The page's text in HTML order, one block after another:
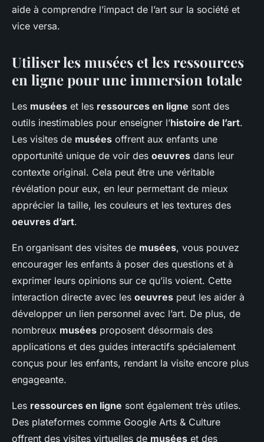
aide à comprendre l’impact de l’art sur la société et
vice versa.
Utiliser les musées et les ressources
en ligne pour une immersion totale
Les musées et les ressources en ligne sont des
outils inestimables pour enseigner l’histoire de l’art.
Les visites de musées offrent aux enfants une
opportunité unique de voir des oeuvres dans leur
contexte original. Cela peut être une véritable
révélation pour eux, en leur permettant de mieux
apprécier la taille, les couleurs et les textures des
oeuvres d’art.
En organisant des visites de musées, vous pouvez
encourager les enfants à poser des questions et à
exprimer leurs opinions sur ce qu’ils voient. Cette
interaction directe avec les oeuvres peut les aider à
développer un lien personnel avec l’art. De plus, de
nombreux musées proposent désormais des
applications et des guides interactifs spécialement
conçus pour les enfants, rendant la visite encore plus
engageante.
Les ressources en ligne sont également très utiles.
Des plateformes comme Google Arts & Culture
offrent des visites virtuelles de musées et des